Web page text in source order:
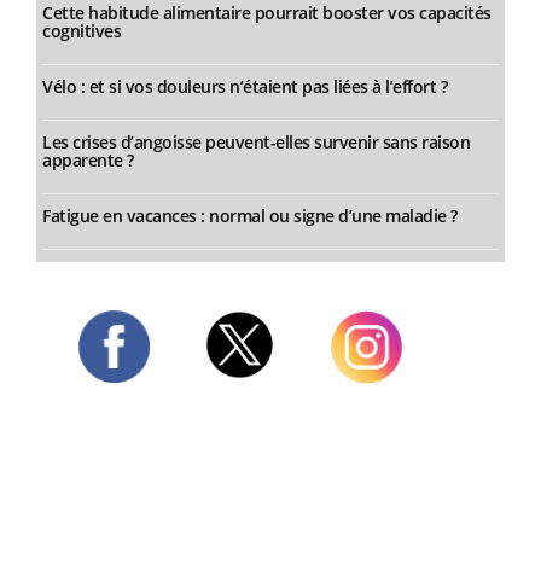
Cette habitude alimentaire pourrait booster vos capacités
cognitives
Vélo : et si vos douleurs n’étaient pas liées à l’effort ?
Les crises d’angoisse peuvent-elles survenir sans raison
apparente ?
Fatigue en vacances : normal ou signe d’une maladie ?